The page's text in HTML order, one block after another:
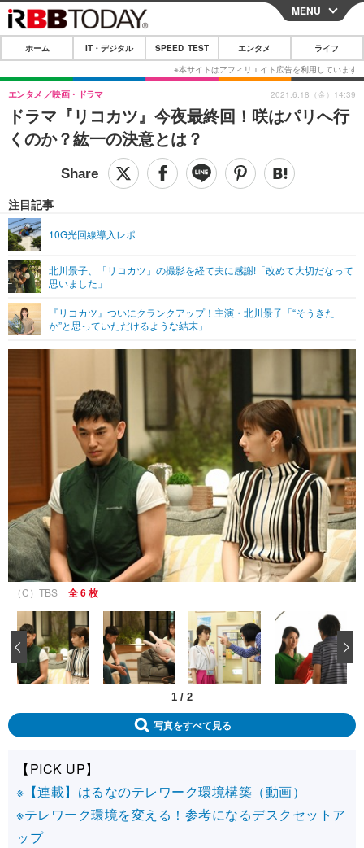
CLOSE
ホーム
IT・デジタル
IT・デジタルTOP スマートフォン
ショッピング その他
SPEED TEST
エンタメTOP 映画・ドラマ
グラビア
ショッピング その他
ライフTOP
その他
リリース一覧
プッシュ通知の停止方法
MENU
ホーム IT・デジタル SPEED TEST エンタメ ライフ
ドラマ『リコカツ』今夜最終回！咲はパリへ行
くのか？紘一の決意とは？
エンタメ 映画・ドラマ
注目記事
10G光回線導入レポ
北川景子、「リコカツ」の撮影を経て夫に感謝!「改めて大切だなって
思いました」
『リコカツ』ついにクランクアップ！主演・北川景子「“そうきた
か”と思っていただけるような結末」
2021.6.18（金）14:39
（C）TBS 全 6 枚
1 / 2
‹
写真をすべて見る
【PICK UP】
※【連載】はるなのテレワーク環境構築（動画）
※テレワーク環境を変える！参考になるデスクセットア
ップ